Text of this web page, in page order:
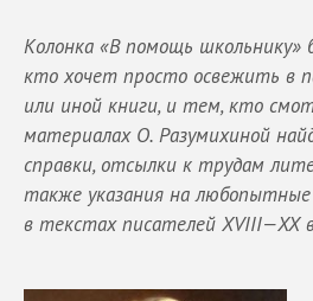
Колонка «В помощь школьнику»
кто хочет просто освежить
или иной книги, и тем, кто
материалах О. Разумихиной
справки, отсылки к трудам
также указания на любопытные
в текстах писателей XVIII—XX